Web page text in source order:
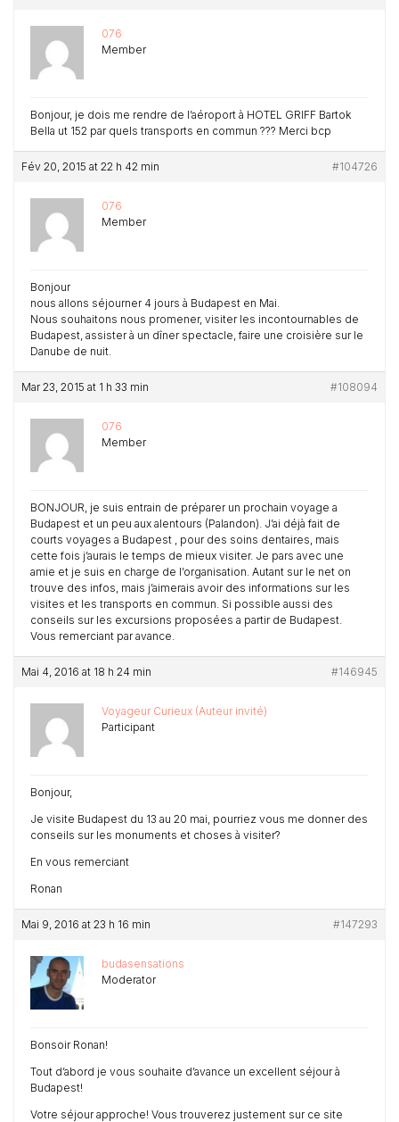
076
Member
Bonjour, je dois me rendre de l’aéroport à HOTEL GRIFF Bartok
Bella ut 152 par quels transports en commun ??? Merci bcp
Fév 20, 2015 at 22 h 42 min #104726
076
Member
Bonjour
nous allons séjourner 4 jours à Budapest en Mai.
Nous souhaitons nous promener, visiter les incontournables de
Budapest, assister à un dîner spectacle, faire une croisière sur le
Danube de nuit.
Mar 23, 2015 at 1 h 33 min #108094
076
Member
BONJOUR, je suis entrain de préparer un prochain voyage a
Budapest et un peu aux alentours (Palandon). J’ai déjà fait de
courts voyages a Budapest , pour des soins dentaires, mais
cette fois j’aurais le temps de mieux visiter. Je pars avec une
amie et je suis en charge de l’organisation. Autant sur le net on
trouve des infos, mais j’aimerais avoir des informations sur les
visites et les transports en commun. Si possible aussi des
conseils sur les excursions proposées a partir de Budapest.
Vous remerciant par avance.
Mai 4, 2016 at 18 h 24 min #146945
Voyageur Curieux (Auteur invité)
Participant
Bonjour,
Je visite Budapest du 13 au 20 mai, pourriez vous me donner des
conseils sur les monuments et choses à visiter?
En vous remerciant
Ronan
Mai 9, 2016 at 23 h 16 min #147293
budasensations
Moderator
Bonsoir Ronan!
Tout d’abord je vous souhaite d’avance un excellent séjour à
Budapest!
Votre séjour approche! Vous trouverez justement sur ce site